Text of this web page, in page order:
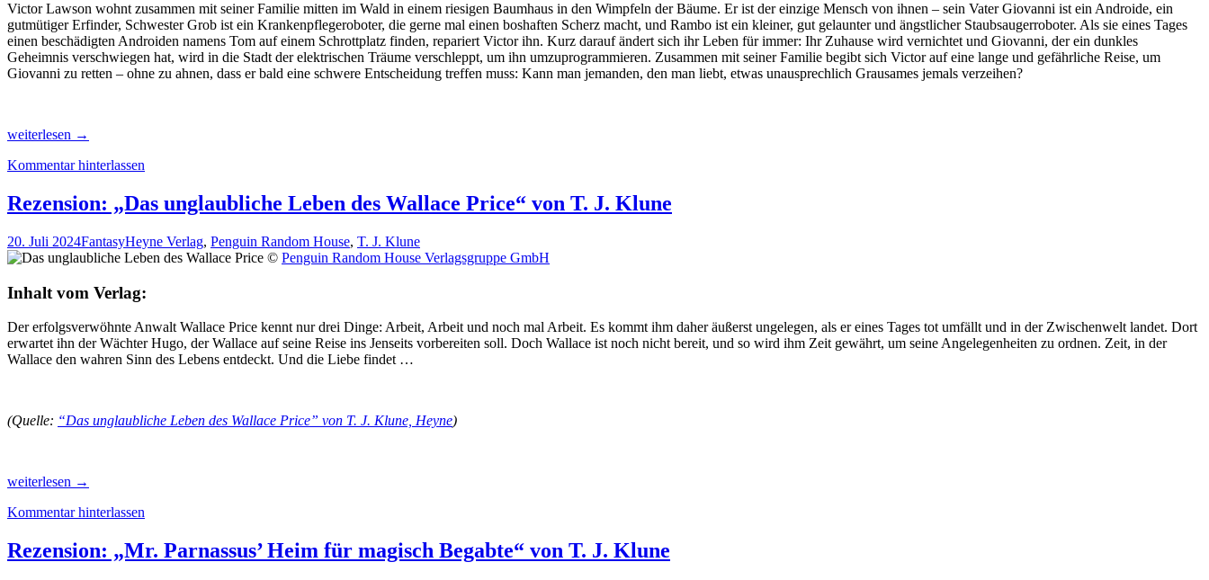
Victor Lawson wohnt zusammen mit seiner Familie mitten im Wald in einem riesigen Baumhaus in den Wimpfeln der Bäume. Er ist der einzige Mensch von ihnen – sein Vater Giovanni ist ein Androide, ein
gutmütiger Erfinder, Schwester Grob ist ein Krankenpflegeroboter, die gerne mal einen boshaften Scherz macht, und Rambo ist ein kleiner, gut gelaunter und ängstlicher Staubsaugerroboter. Als sie eines Tages
einen beschädigten Androiden namens Tom auf einem Schrottplatz finden, repariert Victor ihn. Kurz darauf ändert sich ihr Leben für immer: Ihr Zuhause wird vernichtet und Giovanni, der ein dunkles
Geheimnis verschwiegen hat, wird in die Stadt der elektrischen Träume verschleppt, um ihn umzuprogrammieren. Zusammen mit seiner Familie begibt sich Victor auf eine lange und gefährliche Reise, um
Giovanni zu retten – ohne zu ahnen, dass er bald eine schwere Entscheidung treffen muss: Kann man jemanden, den man liebt, etwas unausprechlich Grausames jemals verzeihen?
Rezension:
unerhörte
der
Familie
von
T.
Klune
weiterlesen →
Kommentar hinterlassen
Rezension: „Das unglaubliche Leben des Wallace Price“ von T. J. Klune
20. Juli 2024FantasyHeyne Verlag, Penguin Random House, T. J. Klune
© Penguin Random House Verlagsgruppe GmbH
Inhalt vom Verlag:
Der erfolgsverwöhnte Anwalt Wallace Price kennt nur drei Dinge: Arbeit, Arbeit und noch mal Arbeit. Es kommt ihm daher äußerst ungelegen, als er eines Tages tot umfällt und in der Zwischenwelt landet. Dort
erwartet ihn der Wächter Hugo, der Wallace auf seine Reise ins Jenseits vorbereiten soll. Doch Wallace ist noch nicht bereit, und so wird ihm Zeit gewährt, um seine Angelegenheiten zu ordnen. Zeit, in der
Wallace den wahren Sinn des Lebens entdeckt. Und die Liebe findet …
(Quelle: “Das unglaubliche Leben des Wallace Price” von T. J. Klune, Heyne)
Rezension:
unglaubliche
des
Wallace
weiterlesen →
Kommentar hinterlassen
Rezension: „Mr. Parnassus’ Heim für magisch Begabte“ von T. J. Klune